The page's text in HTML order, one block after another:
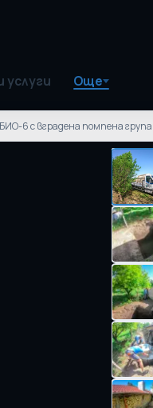
услуги Още
6 с вградена помпена група